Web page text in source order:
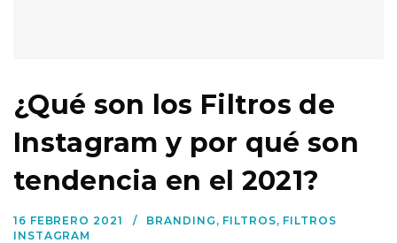
¿Qué son los Filtros de
Instagram y por qué son
tendencia en el 2021?
16 FEBRERO 2021 BRANDING , FILTROS, FILTROS
INSTAGRAM